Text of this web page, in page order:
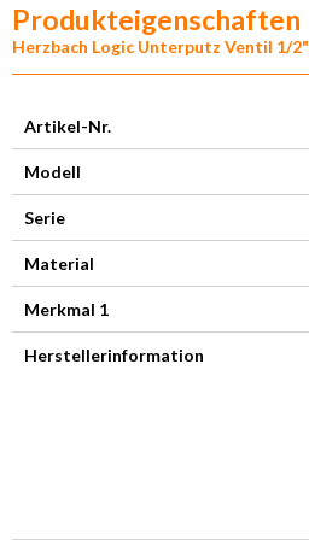
Produkteigenschaften
Herzbach Logic Unterputz Ventil 1/2"
Artikel-Nr.
Modell
Serie
Material
Merkmal 1
Herstellerinformation